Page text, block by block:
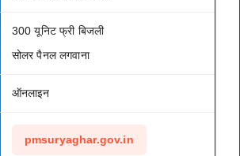
300 यूनिट फ्री बिजली
सोलर पैनल लगवाना
ऑनलाइन
pmsuryaghar.gov.in